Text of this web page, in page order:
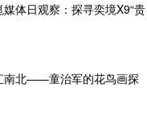
体日观察：探寻奕境X9“贵
南北——童治军的花鸟画探